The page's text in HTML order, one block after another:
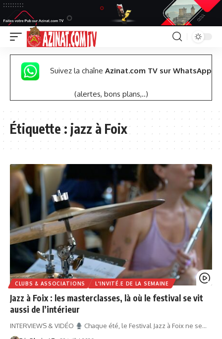
Suivez la chaîne Azinat.com TV sur WhatsApp
(alertes, bons plans,..)
Étiquette :jazz à Foix
CLUBS & ASSOCIATIONS L'INVITÉ.E DE LA SEMAINE
Jazz à Foix : les masterclasses, là où le festival se vit
aussi de l’intérieur
INTERVIEWS & VIDÉO Chaque été, le Festival Jazz à Foix ne se…